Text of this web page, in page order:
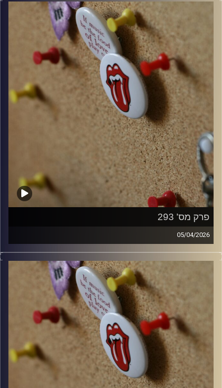
włodi
פרק מס' 293
05/04/2026
קלאסיקות רוק עם אורן הוף.
włodi